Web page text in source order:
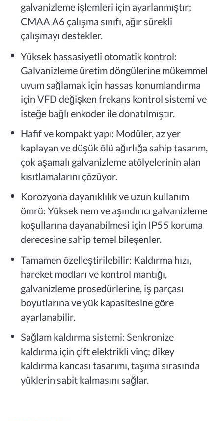
galvanizleme işlemleri için ayarlanmıştır;
CMAA A6 çalışma sınıfı, ağır sürekli
çalışmayı destekler.
Yüksek hassasiyetli otomatik kontrol:
Galvanizleme üretim döngülerine mükemmel
uyum sağlamak için hassas konumlandırma
için VFD değişken frekans kontrol sistemi ve
isteğe bağlı enkoder ile donatılmıştır.
Hafif ve kompakt yapı: Modüler, az yer
kaplayan ve düşük ölü ağırlığa sahip tasarım,
çok aşamalı galvanizleme atölyelerinin alan
kısıtlamalarını çözüyor.
Korozyona dayanıklılık ve uzun kullanım
ömrü: Yüksek nem ve aşındırıcı galvanizleme
koşullarına dayanabilmesi için IP55 koruma
derecesine sahip temel bileşenler.
Tamamen özelleştirilebilir: Kaldırma hızı,
hareket modları ve kontrol mantığı,
galvanizleme prosedürlerine, iş parçası
boyutlarına ve yük kapasitesine göre
ayarlanabilir.
Sağlam kaldırma sistemi: Senkronize
kaldırma için çift elektrikli vinç; dikey
kaldırma kancası tasarımı, taşıma sırasında
yüklerin sabit kalmasını sağlar.